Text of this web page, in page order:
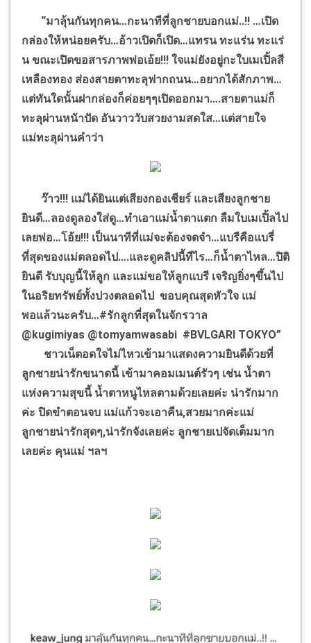
“มาลุ้นกันทุกคน…กะนาทีที่ลูกชายบอกแม่..!! …เปิด
กล่องให้หน่อยครับ…อ้าวเปิดก็เปิด…แทรน ทะแร่น ทะแร่
น ขณะเปิดขอสารภาพพ่อเอ้ย!!! ใจแม่ยังอยู่กะใบเมเปิ้ลสี
เหลืองทอง ส่องสายตาทะลุฟากถนน…อยากได้สักภาพ…
แต่ทันใดนั้นฝากล่องก็ค่อยๆๆเปิดออกมา….สายตาแม่ก็
ทะลุผ่านหนัาปัด อันวาววับสวยงามสดใส…แต่สายใจ
แม่ทะลุผ่านคำว่า
ว๊าว!!! แม่ได้ยินแต่เสียงกองเชียร์ และเสียงลูกชาย
ยินดี…ลองดูลองใส่ดู…ทำเอาแม่น้ำตาแตก ลืมใบเมเปิ้ลไป
เลยพ่อ…โอ้ย!!! เป็นนาทีที่แม่จะต้องจดจำ…แบรีคือแบรี่
ที่สุดของแม่ตลอดไป….และดูคลิปนี้ทีไร…ก็น้ำตาไหล…ปิติ
ยินดี รับบุญนี้ให้ลูก และแม่ขอให้ลูกแบรี เจริญยิ่งๆขึ้นไป
ในอริยทรัพย์ทั้งปวงตลอดไป ขอบคุณสุดหัวใจ แม่
พอแล้วนะครับ…#รักลูกที่สุดในจักรวาล
@kugimiyas @tomyamwasabi #BVLGARI TOKYO”
ชาวเน็ตอดใจไม่ไหวเข้ามาแสดงความยินดีด้วยที่
ลูกชายน่ารักขนาดนี้ เข้ามาคอมเมนต์รัวๆ เช่น น้ำตา
แห่งความสุขนี้ น้ำตาหนูไหลตามด้วยเลยค่ะ น่ารักมาก
ค่ะ ปิดขำตอนจบ แม่แก้วจะเอาคืน,สวยมากค่ะแม่
ลูกชายน่ารักสุดๆ,น่ารักจังเลยค่ะ ลูกชายเปจัดเต็มมาก
เลยค่ะ คุนแม่ ฯลฯ